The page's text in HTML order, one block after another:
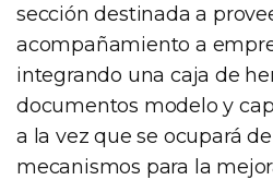
sección destinada a
acompañamiento a
integrando una caja de
documentos modelo y
a la vez que se ocupará
mecanismos para la